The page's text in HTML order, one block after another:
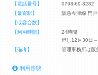
【電話番号】
0798-69-3282
【最寄駅】
阪急今津線 門
【収容台数】
【利用時間】
24時間
但し12月30日
【備考】
管理事務所は阪
利用形態